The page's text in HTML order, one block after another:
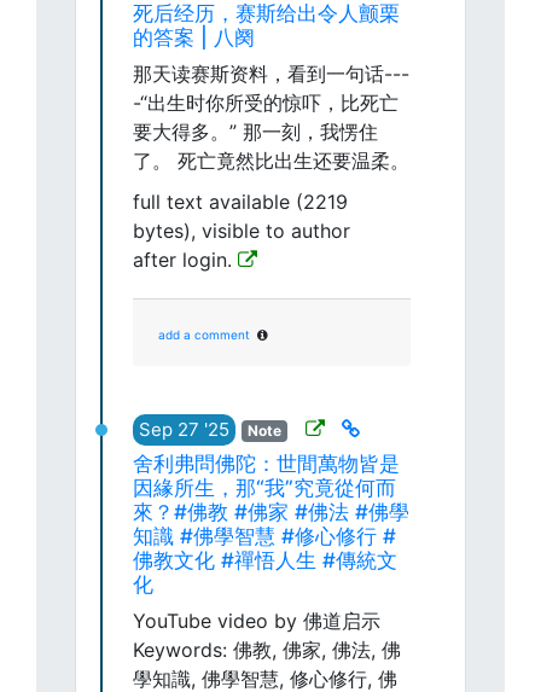
死后经历，赛斯给出令人颤栗
的答案 | 八阕
那天读赛斯资料，看到一句话---
-“出生时你所受的惊吓，比死亡
要大得多。” 那一刻，我愣住
了。 死亡竟然比出生还要温柔。
full text available (2219
bytes), visible to author
after login.
add a comment
Sep 27 '25 Note
舍利弗問佛陀：世間萬物皆是
因緣所生，那“我”究竟從何而
來？#佛教 #佛家 #佛法 #佛學
知識 #佛學智慧 #修心修行 #
佛教文化 #禪悟人生 #傳統文
化
YouTube video by 佛道启示
Keywords: 佛教, 佛家, 佛法, 佛
學知識, 佛學智慧, 修心修行, 佛